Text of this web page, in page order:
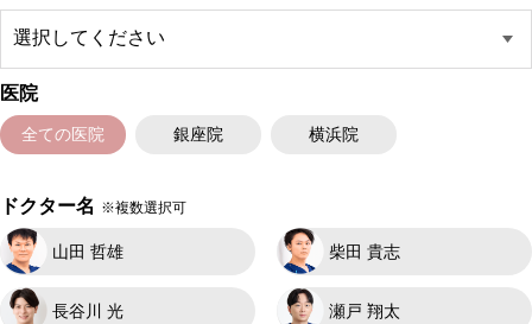
医院
全ての医院 銀座院 横浜院
ドクター名 ※複数選択可
山田 哲雄 柴田 貴志
長谷川 光 瀬戸 翔太